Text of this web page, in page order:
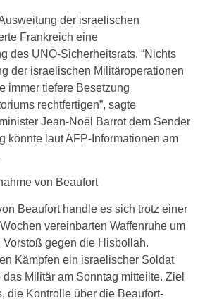
der israelischen
Frankreich eine
des UNO-Sicherheitsrats. “Nichts
der israelischen Militäroperationen
immer tiefere Besetzung
rechtfertigen”, sagte
Jean-Noël Barrot dem Sender
könnte laut AFP-Informationen am
von Beaufort
Beaufort handle es sich trotz einer
vereinbarten Waffenruhe um
gegen die Hisbollah.
Kämpfen ein israelischer Soldat
Militär am Sonntag mitteilte. Ziel
die Kontrolle über die Beaufort-